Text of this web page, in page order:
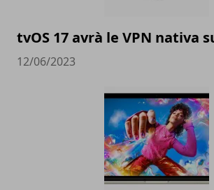
tvOS 17 avrà le VPN nativa
12/06/2023